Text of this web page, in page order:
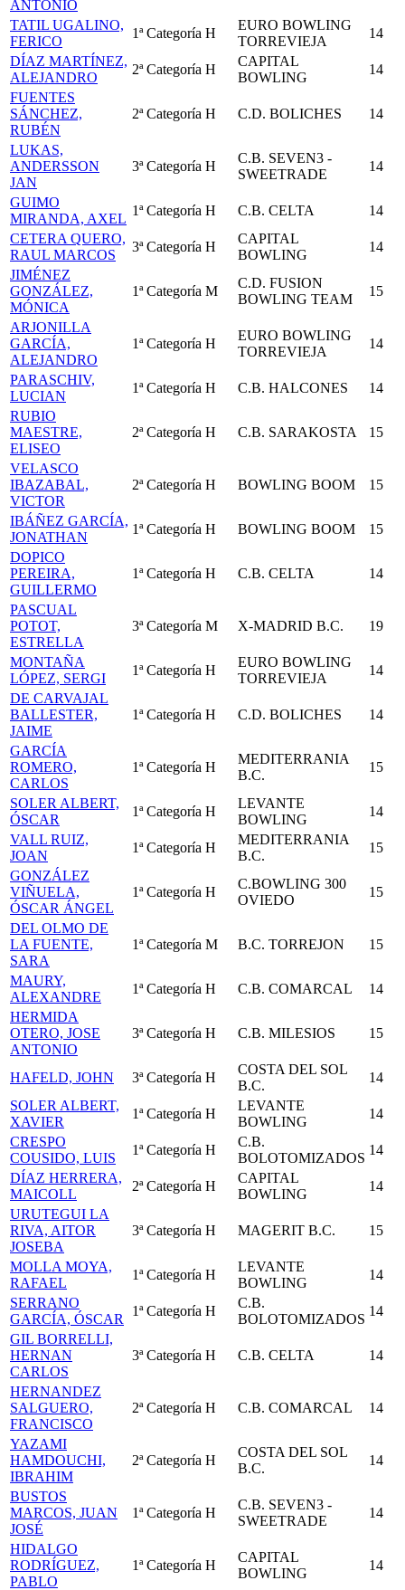
ANTONIO
TATIL UGALINO,
FERICO
1ª Categoría H
EURO BOWLING
TORREVIEJA
14
DÍAZ MARTÍNEZ,
ALEJANDRO
2ª Categoría H
CAPITAL
BOWLING
14
FUENTES
SÁNCHEZ,
RUBÉN
2ª Categoría H C.D. BOLICHES 14
LUKAS,
ANDERSSON
JAN
3ª Categoría H
C.B. SEVEN3 -
SWEETRADE
14
GUIMO
MIRANDA, AXEL
1ª Categoría H C.B. CELTA
14
CETERA QUERO,
RAUL MARCOS
3ª Categoría H
CAPITAL
BOWLING
14
JIMÉNEZ
GONZÁLEZ,
MÓNICA
1ª Categoría M
C.D. FUSION
BOWLING TEAM
15
ARJONILLA
GARCÍA,
ALEJANDRO
1ª Categoría H
EURO BOWLING
TORREVIEJA
14
PARASCHIV,
LUCIAN
1ª Categoría H C.B. HALCONES
14
RUBIO
MAESTRE,
ELISEO
2ª Categoría H C.B. SARAKOSTA 15
VELASCO
IBAZABAL,
VICTOR
2ª Categoría H BOWLING BOOM 15
IBÁÑEZ GARCÍA,
JONATHAN
1ª Categoría H BOWLING BOOM
15
DOPICO
PEREIRA,
GUILLERMO
1ª Categoría H C.B. CELTA 14
PASCUAL
POTOT,
ESTRELLA
3ª Categoría M X-MADRID B.C. 19
MONTAÑA
LÓPEZ, SERGI
1ª Categoría H
EURO BOWLING
TORREVIEJA
14
DE CARVAJAL
BALLESTER,
JAIME
1ª Categoría H C.D. BOLICHES 14
GARCÍA
ROMERO,
CARLOS
1ª Categoría H
MEDITERRANIA
B.C.
15
SOLER ALBERT,
ÓSCAR
1ª Categoría H
LEVANTE
BOWLING
14
VALL RUIZ,
JOAN
1ª Categoría H
MEDITERRANIA
B.C.
15
GONZÁLEZ
VIÑUELA,
ÓSCAR ÁNGEL
1ª Categoría H
C.BOWLING 300
OVIEDO
15
DEL OLMO DE
LA FUENTE,
SARA
1ª Categoría M B.C. TORREJON 15
MAURY,
ALEXANDRE
1ª Categoría H C.B. COMARCAL
14
HERMIDA
OTERO, JOSE
ANTONIO
3ª Categoría H C.B. MILESIOS 15
HAFELD, JOHN 3ª Categoría H
COSTA DEL SOL
B.C.
14
SOLER ALBERT,
XAVIER
1ª Categoría H
LEVANTE
BOWLING
14
CRESPO
COUSIDO, LUIS
1ª Categoría H
C.B.
BOLOTOMIZADOS
14
DÍAZ HERRERA,
MAICOLL
2ª Categoría H
CAPITAL
BOWLING
14
URUTEGUI LA
RIVA, AITOR
JOSEBA
3ª Categoría H MAGERIT B.C. 15
MOLLA MOYA,
RAFAEL
1ª Categoría H
LEVANTE
BOWLING
14
SERRANO
GARCÍA, ÓSCAR
1ª Categoría H
C.B.
BOLOTOMIZADOS
14
GIL BORRELLI,
HERNAN
CARLOS
3ª Categoría H C.B. CELTA 14
HERNANDEZ
SALGUERO,
FRANCISCO
2ª Categoría H C.B. COMARCAL 14
YAZAMI
HAMDOUCHI,
IBRAHIM
2ª Categoría H
COSTA DEL SOL
B.C.
14
BUSTOS
MARCOS, JUAN
JOSÉ
1ª Categoría H
C.B. SEVEN3 -
SWEETRADE
14
HIDALGO
RODRÍGUEZ,
PABLO
1ª Categoría H
CAPITAL
BOWLING
14